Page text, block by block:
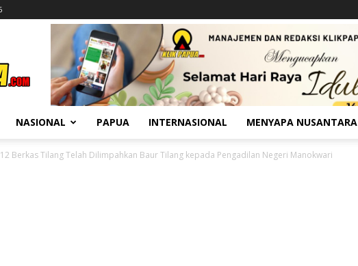
NASIONAL PAPUA INTERNASIONAL MENYAPA NUSANTARA
Berkas Tilang Telah Dilimpahkan Baur Tilang kepada Pengadilan Negeri Manokwari